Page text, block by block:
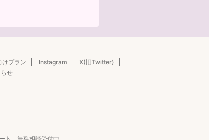
けプラン Instagram
X(旧Twitter)
せ
。無料相談受付中。